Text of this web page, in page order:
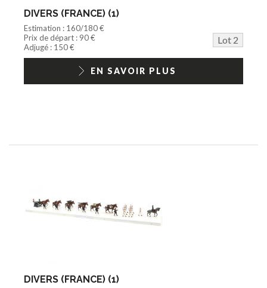
DIVERS (FRANCE) (1)
Estimation : 160/180 €
Prix de départ : 90 €
Lot 2
Adjugé : 150 €
EN SAVOIR PLUS
DIVERS (FRANCE) (1)